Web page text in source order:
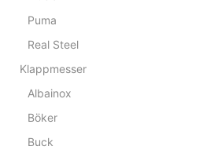
Puma
Real Steel
Klappmesser
Albainox
Böker
Buck